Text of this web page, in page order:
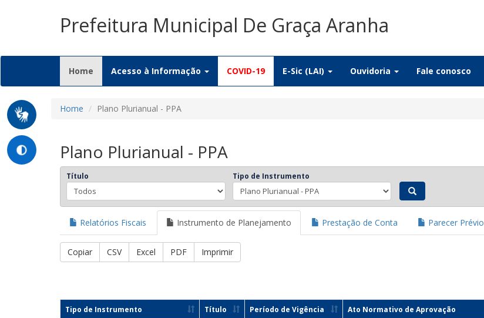
Prefeitura Municipal De Graça Aranha
Home (current)
Acesso à Informação COVID-19 E-Sic (LAI) Ouvidoria Fale conosco
Home Plano Plurianual - PPA
Plano Plurianual - PPA
Título Tipo de Instrumento
Relatórios Fiscais Instrumento de Planejamento Prestação de Conta Parecer Prévio
Copiar CSV Excel PDF Imprimir
Tipo de Instrumento Título Período de Vigência Ato Normativo de Aprovação